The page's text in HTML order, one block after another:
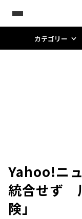
カテゴリー
Yahoo!ニ
統合せず
険」